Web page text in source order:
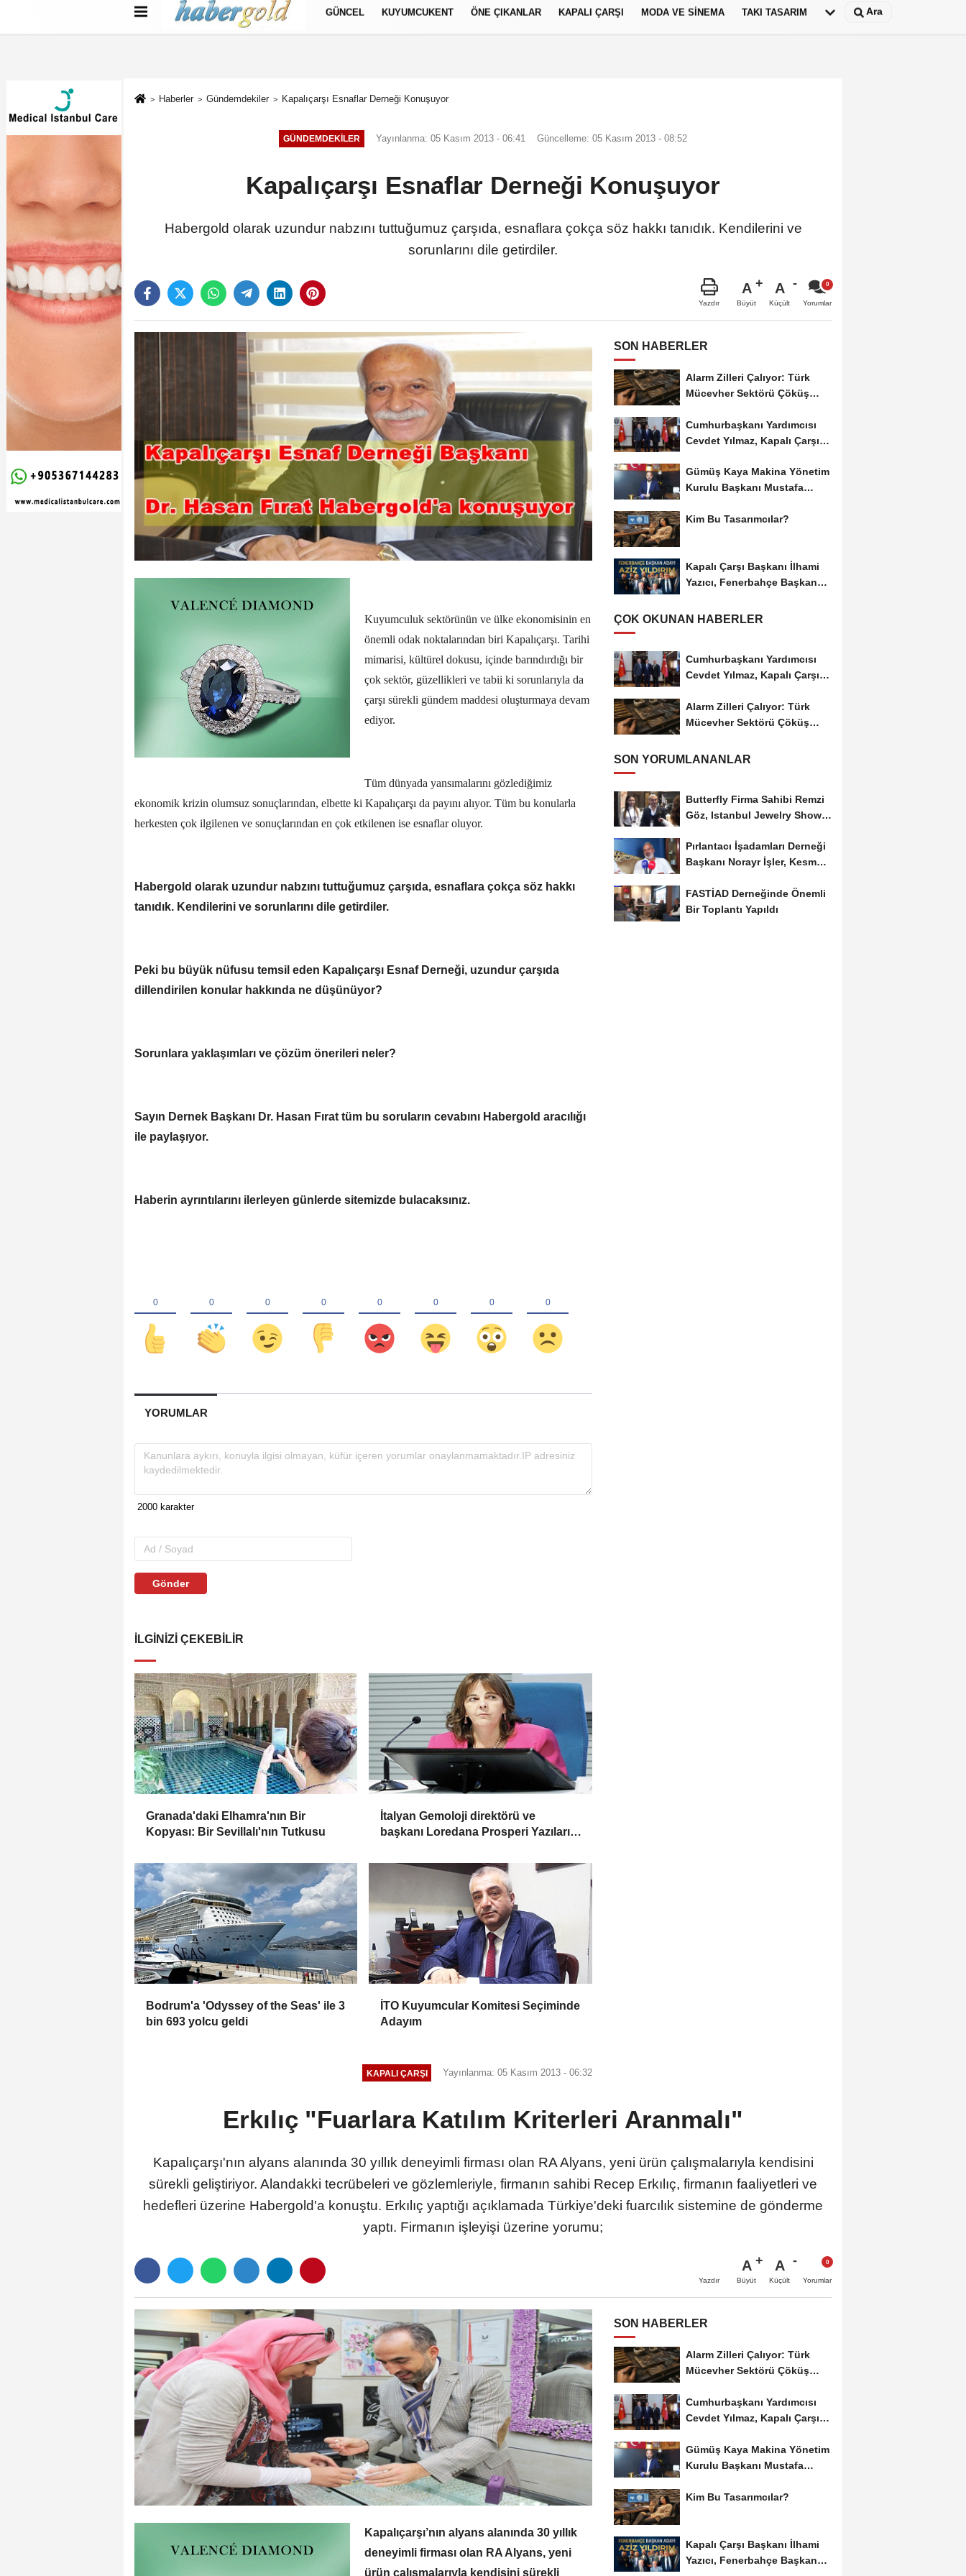
Türkçe English العربية Français русский Spanish Deutsch
GÜNCEL KUYUMCUKENT ÖNE ÇIKANLAR KAPALI ÇARŞI MODA VE SINEMA TAKI TASARIM Ara
Haberler Gündemdekiler Kapalıçarşı Esnaflar Derneği Konuşuyor
GÜNDEMDEKILER Yayınlanma: 05 Kasım 2013 - 06:41 Güncelleme: 05 Kasım 2013 - 08:52
Kapalıçarşı Esnaflar Derneği Konuşuyor
Habergold olarak uzundur nabzını tuttuğumuz çarşıda, esnaflara çokça söz hakkı tanıdık. Kendilerini ve
sorunlarını dile getirdiler.
Yazdır
A
Büyüt
A
Küçült Yorumlar
Kuyumculuk sektörünün ve ülke ekonomisinin en
önemli odak noktalarından biri Kapalıçarşı. Tarihi
mimarisi, kültürel dokusu, içinde barındırdığı bir
çok sektör, güzellikleri ve tabii ki sorunlarıyla da
çarşı sürekli gündem maddesi oluşturmaya devam
ediyor.
Tüm dünyada yansımalarını gözlediğimiz
ekonomik krizin olumsuz sonuçlarından, elbette ki Kapalıçarşı da payını alıyor. Tüm bu konularla
herkesten çok ilgilenen ve sonuçlarından en çok etkilenen ise esnaflar oluyor.
Habergold olarak uzundur nabzını tuttuğumuz çarşıda, esnaflara çokça söz hakkı
tanıdık. Kendilerini ve sorunlarını dile getirdiler.
Peki bu büyük nüfusu temsil eden Kapalıçarşı Esnaf Derneği, uzundur çarşıda
dillendirilen konular hakkında ne düşünüyor?
Sorunlara yaklaşımları ve çözüm önerileri neler?
Sayın Dernek Başkanı Dr. Hasan Fırat tüm bu soruların cevabını Habergold aracılığı
ile paylaşıyor.
Haberin ayrıntılarını ilerleyen günlerde sitemizde bulacaksınız.
YORUMLAR
Gönder
İLGINIZI ÇEKEBILIR
Granada'daki Elhamra'nın Bir
Kopyası: Bir Sevillalı'nın Tutkusu
İtalyan Gemoloji direktörü ve
başkanı Loredana Prosperi Yazıları
Bodrum'a 'Odyssey of the Seas' ile 3
bin 693 yolcu geldi
İTO Kuyumcular Komitesi Seçiminde
Adayım
SON HABERLER
Alarm Zilleri Çalıyor: Türk
Mücevher Sektörü Çöküş
Cumhurbaşkanı Yardımcısı
Cevdet Yılmaz, Kapalı Çarşı
Gümüş Kaya Makina Yönetim
Kurulu Başkanı Mustafa
Kim Bu Tasarımcılar?
Kapalı Çarşı Başkanı İlhami
Yazıcı, Fenerbahçe Başkan
ÇOK OKUNAN HABERLER
Cumhurbaşkanı Yardımcısı
Cevdet Yılmaz, Kapalı Çarşı
Alarm Zilleri Çalıyor: Türk
Mücevher Sektörü Çöküş
SON YORUMLANANLAR
Butterfly Firma Sahibi Remzi
Göz, Istanbul Jewelry Show
Pırlantacı İşadamları Derneği
Başkanı Norayr İşler, Kesme
FASTİAD Derneğinde Önemli
Bir Toplantı Yapıldı
KAPALI ÇARŞI Yayınlanma: 05 Kasım 2013 - 06:32
Erkılıç "Fuarlara Katılım Kriterleri Aranmalı"
Kapalıçarşı'nın alyans alanında 30 yıllık deneyimli firması olan RA Alyans, yeni ürün çalışmalarıyla kendisini
sürekli geliştiriyor. Alandakki tecrübeleri ve gözlemleriyle, firmanın sahibi Recep Erkılıç, firmanın faaliyetleri ve
hedefleri üzerine Habergold'a konuştu. Erkılıç yaptığı açıklamada Türkiye'deki fuarcılık sistemine de gönderme
yaptı. Firmanın işleyişi üzerine yorumu;
Yazdır
A
Büyüt
A
Küçült Yorumlar
Kapalıçarşı’nın alyans alanında 30 yıllık
deneyimli firması olan RA Alyans, yeni
ürün çalışmalarıyla kendisini sürekli
SON HABERLER
Alarm Zilleri Çalıyor: Türk
Mücevher Sektörü Çöküş
Cumhurbaşkanı Yardımcısı
Cevdet Yılmaz, Kapalı Çarşı
Gümüş Kaya Makina Yönetim
Kurulu Başkanı Mustafa
Kim Bu Tasarımcılar?
Kapalı Çarşı Başkanı İlhami
Yazıcı, Fenerbahçe Başkan